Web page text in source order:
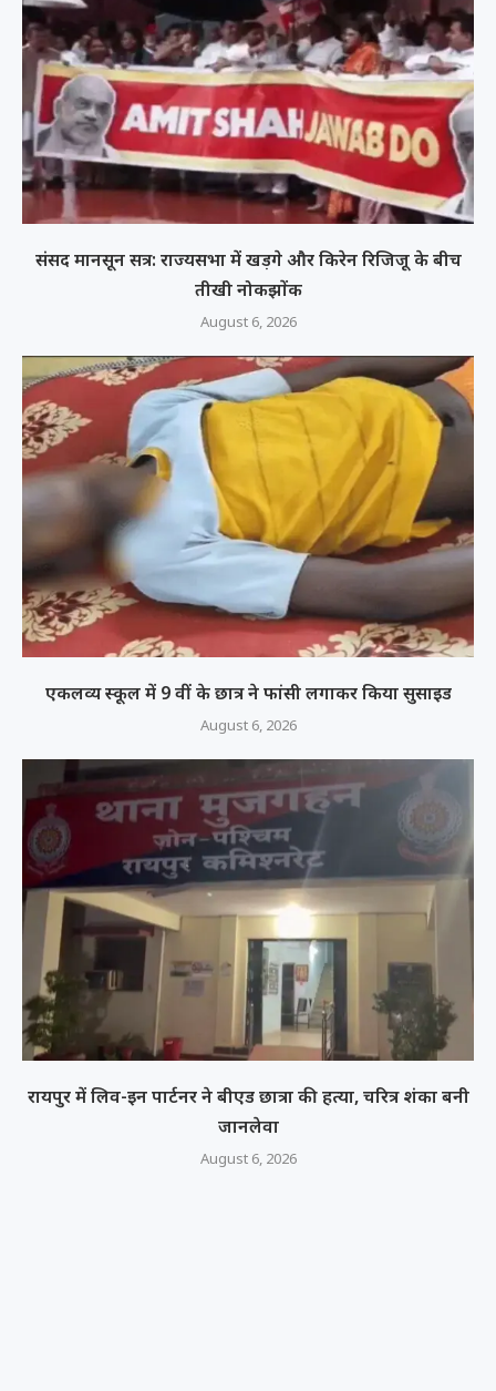
संसद मानसून सत्र: राज्यसभा में खड़गे और किरेन रिजिजू के बीच
तीखी नोकझोंक
August 6, 2026
एकलव्य स्कूल में 9 वीं के छात्र ने फांसी लगाकर किया सुसाइड
August 6, 2026
रायपुर में लिव-इन पार्टनर ने बीएड छात्रा की हत्या, चरित्र शंका बनी
जानलेवा
August 6, 2026